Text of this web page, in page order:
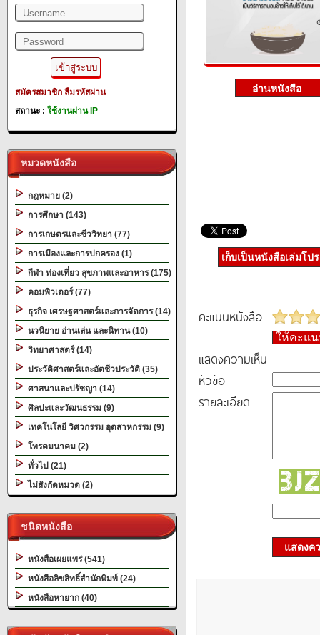
สมัครสมาชิก ลืมรหัสผ่าน
สถานะ : ใช้งานผ่าน IP
หมวดหนังสือ
กฎหมาย (2)
การศึกษา (143)
การเกษตรและชีววิทยา (77)
การเมืองและการปกครอง (1)
กีฬา ท่องเที่ยว สุขภาพและอาหาร (175)
คอมพิวเตอร์ (77)
ธุรกิจ เศรษฐศาสตร์และการจัดการ (14)
นวนิยาย อ่านเล่น และนิทาน (10)
วิทยาศาสตร์ (14)
ประวัติศาสตร์และอัตชีวประวัติ (35)
ศาสนาและปรัชญา (14)
ศิลปะและวัฒนธรรม (9)
เทคโนโลยี วิศวกรรม อุตสาหกรรม (9)
โทรคมนาคม (2)
ทั่วไป (21)
ไม่สังกัดหมวด (2)
ชนิดหนังสือ
หนังสือเผยแพร่ (541)
หนังสือลิขสิทธิ์สำนักพิมพ์ (24)
หนังสือหายาก (40)
เก็บเป็นหนังสือเล่มโป
คะแนนหนังสือ :
ให้คะแ
แสดงความเห็น
หัวข้อ
รายละเอียด
แสดงค